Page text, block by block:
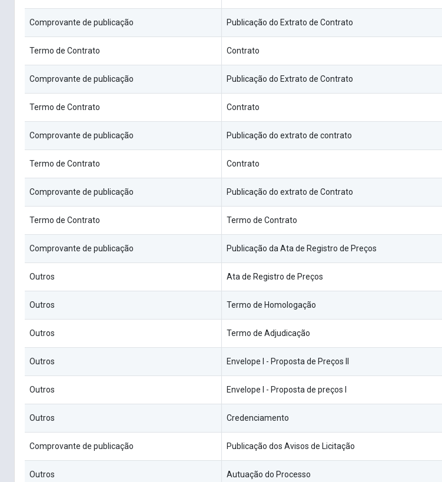
Comprovante de publicação Publicação do Extrato de Contrato
Termo de Contrato Contrato
Comprovante de publicação Publicação do Extrato de Contrato
Termo de Contrato Contrato
Comprovante de publicação Publicação do extrato de contrato
Termo de Contrato Contrato
Comprovante de publicação Publicação do extrato de Contrato
Termo de Contrato Termo de Contrato
Comprovante de publicação Publicação da Ata de Registro de Preços
Outros Ata de Registro de Preços
Outros Termo de Homologação
Outros Termo de Adjudicação
Outros Envelope I - Proposta de Preços II
Outros Envelope I - Proposta de preços I
Outros Credenciamento
Comprovante de publicação Publicação dos Avisos de Licitação
Outros Autuação do Processo